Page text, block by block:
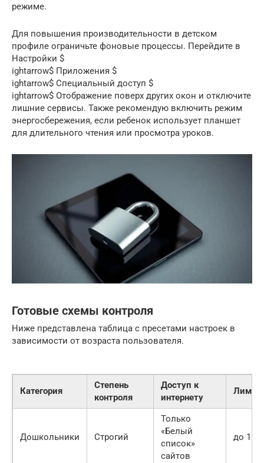
режиме.
Для повышения производительности в детском
профиле ограничьте фоновые процессы. Перейдите в
Настройки $
ightarrow$ Приложения $
ightarrow$ Специальный доступ $
ightarrow$ Отображение поверх других окон и отключите
лишние сервисы. Также рекомендую включить режим
энергосбережения, если ребенок использует планшет
для длительного чтения или просмотра уроков.
Готовые схемы контроля
Ниже представлена таблица с пресетами настроек в
зависимости от возраста пользователя.
Категория
Степень
контроля
Доступ к
интернету
Лимит
Дошкольники Строгий
Только
«Белый
список»
сайтов
до 1